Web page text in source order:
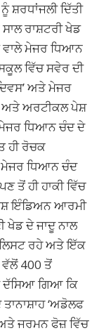
ਸ਼ਰਧਾਂਜਲੀ ਦਿੱਤੀ
ਰਾਸ਼ਟਰੀ ਖੇਡ
ਵਾਲੇ ਮੇਜਰ ਧਿਆਨ
ਵਿੱਚ ਸਵੇਰ ਦੀ
ਅਤੇ ਮੇਜਰ
ਅਤੇ ਅਰਟੀਕਲ ਪੇਸ਼
ਧਿਆਨ ਚੰਦ ਦੇ
ਹੀ ਰੋਚਕ
ਮੇਜਰ ਧਿਆਨ ਚੰਦ
ਤੋਂ ਹੀ ਹਾਕੀ ਵਿੱਚ
ਇੰਡਿਅਨ ਆਰਮੀ
ਖੇਡ ਦੇ ਜਾਦੂ ਨਾਲ
ਰਹੇ ਅਤੇ ਇੱਕ
400 ਤੋਂ
ਦੱਸਿਆ ਗਿਆ ਕਿ
‘ਅਡੋਲਫ
ਅਤੇ ਜਰਮਨ ਫੋਜ਼ ਵਿੱਚ